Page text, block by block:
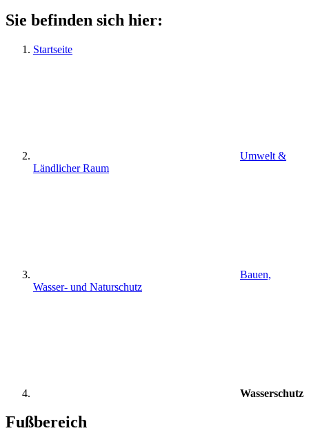
Sie befinden sich hier:
Startseite
Umwelt &
Ländlicher Raum
Bauen,
Wasser- und Naturschutz
Wasserschutz
Fußbereich